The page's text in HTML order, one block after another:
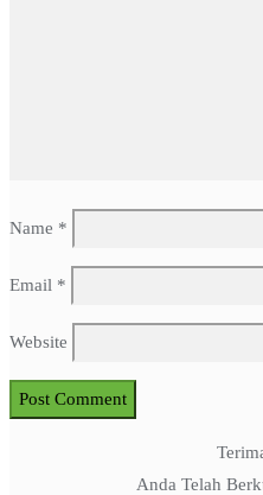
Name *
Email *
Website
Anda Telah